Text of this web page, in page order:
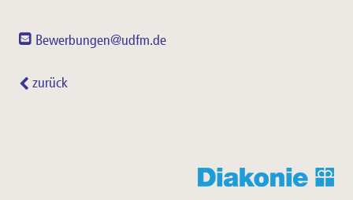
Bewerbungen@udfm.de
zurück